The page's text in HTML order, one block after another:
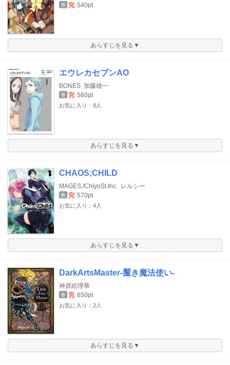
巻 完 540pt
あらすじを見る▼
エウレカセブンAO
BONES 加藤雄一
巻 完 560pt
お気に入り：8人
あらすじを見る▼
CHAOS;CHILD
MAGES./ChiyoSt.Inc. レルシー
巻 完 570pt
お気に入り：4人
あらすじを見る▼
DarkArtsMaster-黶き魔法使い-
神原絵理華
巻 完 650pt
お気に入り：2人
あらすじを見る▼